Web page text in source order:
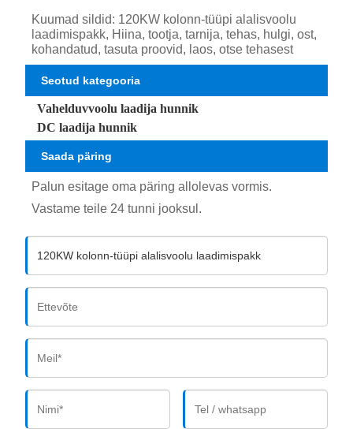
Kuumad sildid: 120KW kolonn-tüüpi alalisvoolu
laadimispakk, Hiina, tootja, tarnija, tehas, hulgi, ost,
kohandatud, tasuta proovid, laos, otse tehasest
Seotud kategooria
Vahelduvvoolu laadija hunnik
DC laadija hunnik
Saada päring
Palun esitage oma päring allolevas vormis.
Vastame teile 24 tunni jooksul.